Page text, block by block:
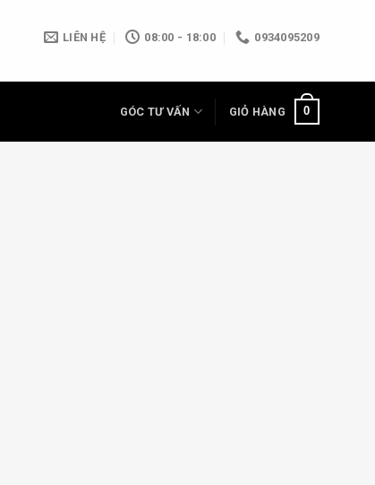
LIÊN HỆ 08:00 - 18:00 0934095209
GÓC TƯ VẤN GIỎ HÀNG 0